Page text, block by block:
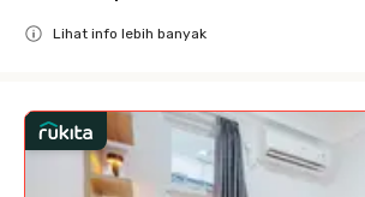
Lihat info lebih banyak